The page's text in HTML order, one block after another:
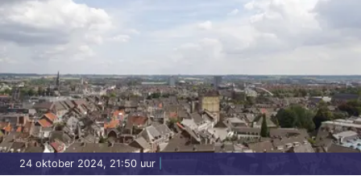
24 oktober 2024, 21:50 uur